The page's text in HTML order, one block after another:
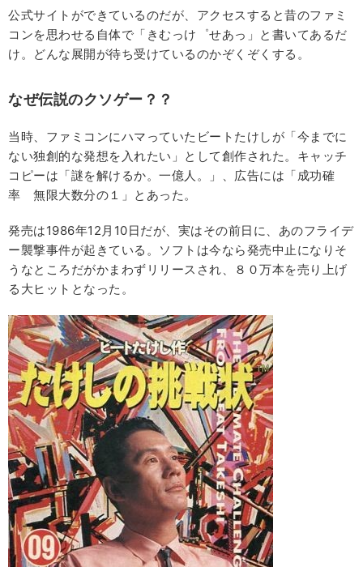
公式サイトができているのだが、アクセスすると昔のファミ
コンを思わせる自体で「きむっけ゜せあっ」と書いてあるだ
け。どんな展開が待ち受けているのかぞくぞくする。
なぜ伝説のクソゲー？？
当時、ファミコンにハマっていたビートたけしが「今までに
ない独創的な発想を入れたい」として創作された。キャッチ
コピーは「謎を解けるか。一億人。」、広告には「成功確
率 無限大数分の１」とあった。
発売は1986年12月10日だが、実はその前日に、あのフライデ
ー襲撃事件が起きている。ソフトは今なら発売中止になりそ
うなところだがかまわずリリースされ、８０万本を売り上げ
る大ヒットとなった。